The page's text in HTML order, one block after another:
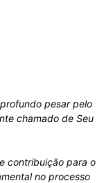
pesar pelo
chamado de Seu
contribuição para o
no processo